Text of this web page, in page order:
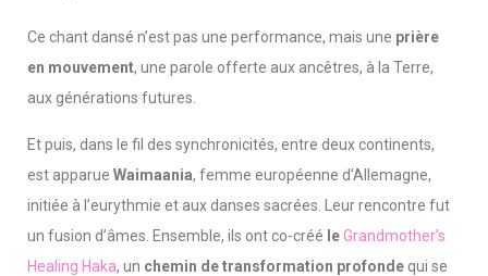
Ce chant dansé n’est pas une performance, mais une prière
en mouvement, une parole offerte aux ancêtres, à la Terre,
aux générations futures.
Et puis, dans le fil des synchronicités, entre deux continents,
est apparue Waimaania, femme européenne d’Allemagne,
initiée à l’eurythmie et aux danses sacrées. Leur rencontre fut
un fusion d’âmes. Ensemble, ils ont co-créé leGrandmother’s
Healing Haka, un chemin de transformation profonde qui se